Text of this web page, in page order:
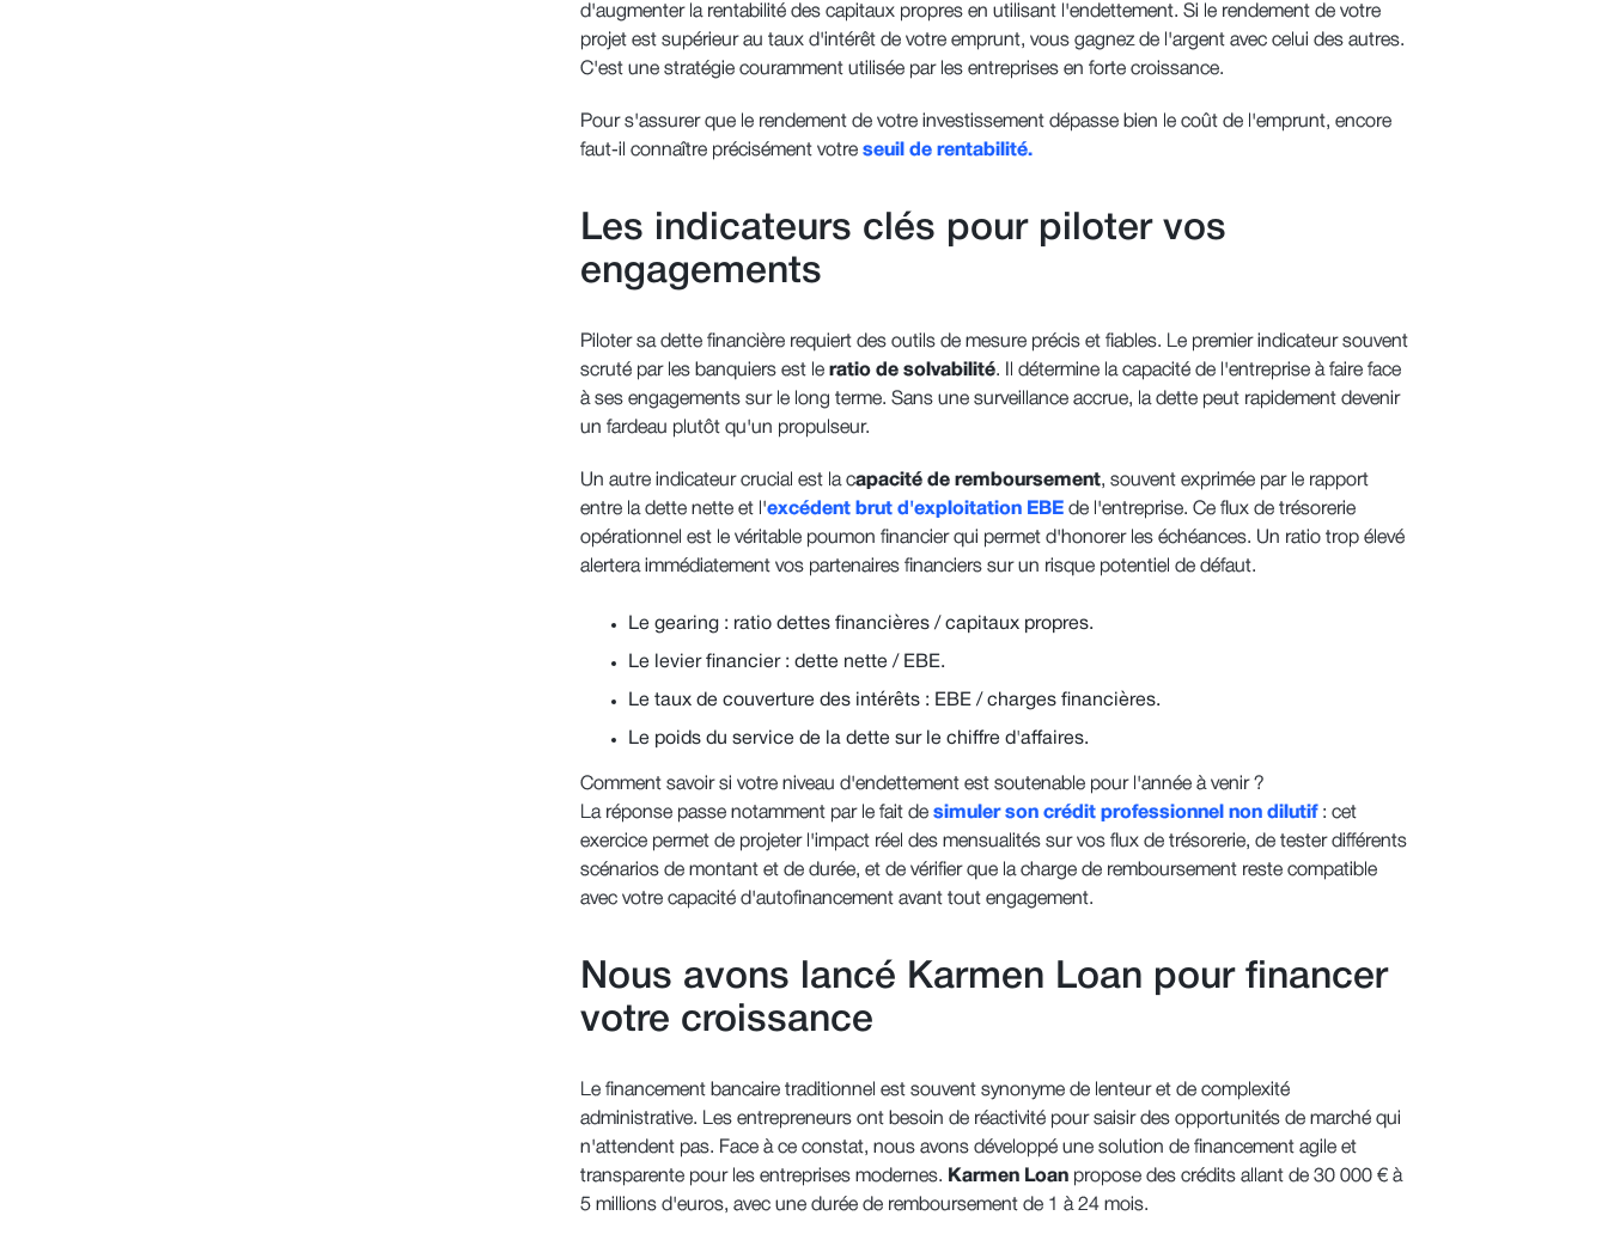
d'augmenter la rentabilité des capitaux propres en utilisant l'endettement. Si le rendement de votre
projet est supérieur au taux d'intérêt de votre emprunt, vous gagnez de l'argent avec celui des autres.
C'est une stratégie couramment utilisée par les entreprises en forte croissance.
Pour s'assurer que le rendement de votre investissement dépasse bien le coût de l'emprunt, encore
faut-il connaître précisément votre seuil de rentabilité.
Les indicateurs clés pour piloter vos
engagements
Piloter sa dette financière requiert des outils de mesure précis et fiables. Le premier indicateur souvent
scruté par les banquiers est leratio de solvabilité. Il détermine la capacité de l'entreprise à faire face
à ses engagements sur le long terme. Sans une surveillance accrue, la dette peut rapidement devenir
un fardeau plutôt qu'un propulseur.
Un autre indicateur crucial est la capacité de remboursement, souvent exprimée par le rapport
entre la dette nette et l'excédent brut d'exploitation EBEde l'entreprise. Ce flux de trésorerie
opérationnel est le véritable poumon financier qui permet d'honorer les échéances. Un ratio trop élevé
alertera immédiatement vos partenaires financiers sur un risque potentiel de défaut.
Le gearing : ratio dettes financières / capitaux propres.
Le levier financier : dette nette / EBE.
Le taux de couverture des intérêts : EBE / charges financières.
Le poids du service de la dette sur le chiffre d'affaires.
Comment savoir si votre niveau d'endettement est soutenable pour l'année à venir ?
La réponse passe notamment par le fait de simuler son crédit professionnel non dilutif: cet
exercice permet de projeter l'impact réel des mensualités sur vos flux de trésorerie, de tester différents
scénarios de montant et de durée, et de vérifier que la charge de remboursement reste compatible
avec votre capacité d'autofinancement avant tout engagement.
Nous avons lancé Karmen Loan pour financer
votre croissance
Le financement bancaire traditionnel est souvent synonyme de lenteur et de complexité
administrative. Les entrepreneurs ont besoin de réactivité pour saisir des opportunités de marché qui
n'attendent pas. Face à ce constat, nous avons développé une solution de financement agile et
transparente pour les entreprises modernes. Karmen Loan propose des crédits allant de 30 000 € à
5 millions d'euros, avec une durée de remboursement de 1 à 24 mois.